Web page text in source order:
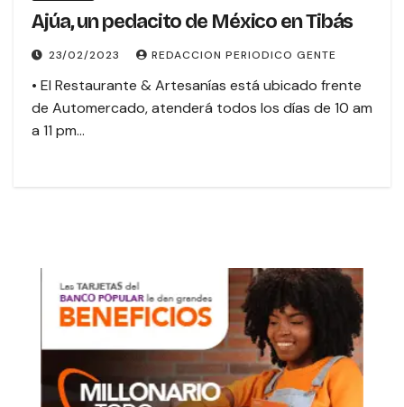
Ajúa, un pedacito de México en Tibás
23/02/2023 REDACCION PERIODICO GENTE
• El Restaurante & Artesanías está ubicado frente
de Automercado, atenderá todos los días de 10 am
a 11 pm…